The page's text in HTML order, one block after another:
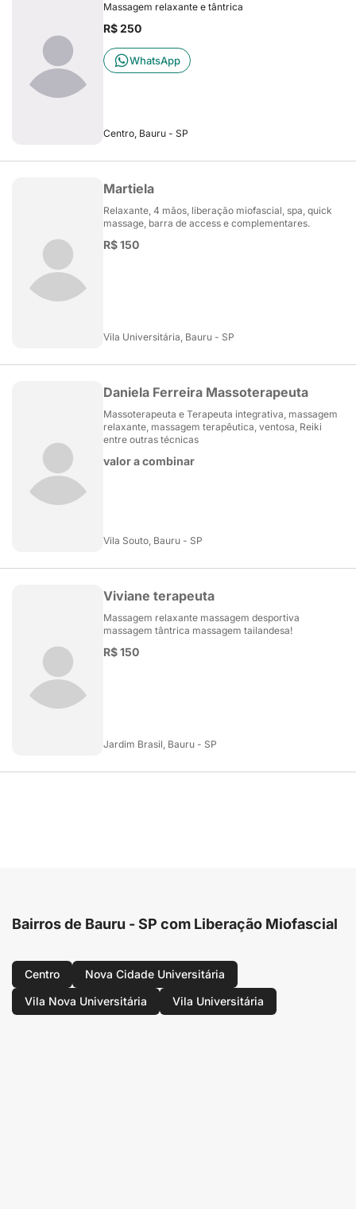
Massagem relaxante e tântrica
R$ 250
WhatsApp
Centro, Bauru - SP
Martiela
Relaxante, 4 mãos, liberação miofascial, spa, quick
massage, barra de access e complementares.
R$ 150
Vila Universitária, Bauru - SP
Daniela Ferreira Massoterapeuta
Massoterapeuta e Terapeuta integrativa, massagem
relaxante, massagem terapêutica, ventosa, Reiki
entre outras técnicas
valor a combinar
Vila Souto, Bauru - SP
Viviane terapeuta
Massagem relaxante massagem desportiva
massagem tântrica massagem tailandesa!
R$ 150
Jardim Brasil, Bauru - SP
Bairros de Bauru - SP com Liberação Miofascial
Centro
Nova Cidade Universitária
Vila Nova Universitária
Vila Universitária